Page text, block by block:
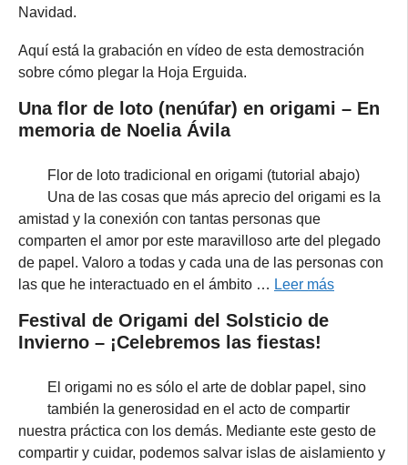
Navidad.
Aquí está la grabación en vídeo de esta demostración
sobre cómo plegar la Hoja Erguida.
Una flor de loto (nenúfar) en origami – En
memoria de Noelia Ávila
Flor de loto tradicional en origami (tutorial abajo)
Una de las cosas que más aprecio del origami es la
amistad y la conexión con tantas personas que
comparten el amor por este maravilloso arte del plegado
de papel. Valoro a todas y cada una de las personas con
las que he interactuado en el ámbito … Leer más
Festival de Origami del Solsticio de
Invierno – ¡Celebremos las fiestas!
El origami no es sólo el arte de doblar papel, sino
también la generosidad en el acto de compartir
nuestra práctica con los demás. Mediante este gesto de
compartir y cuidar, podemos salvar islas de aislamiento y